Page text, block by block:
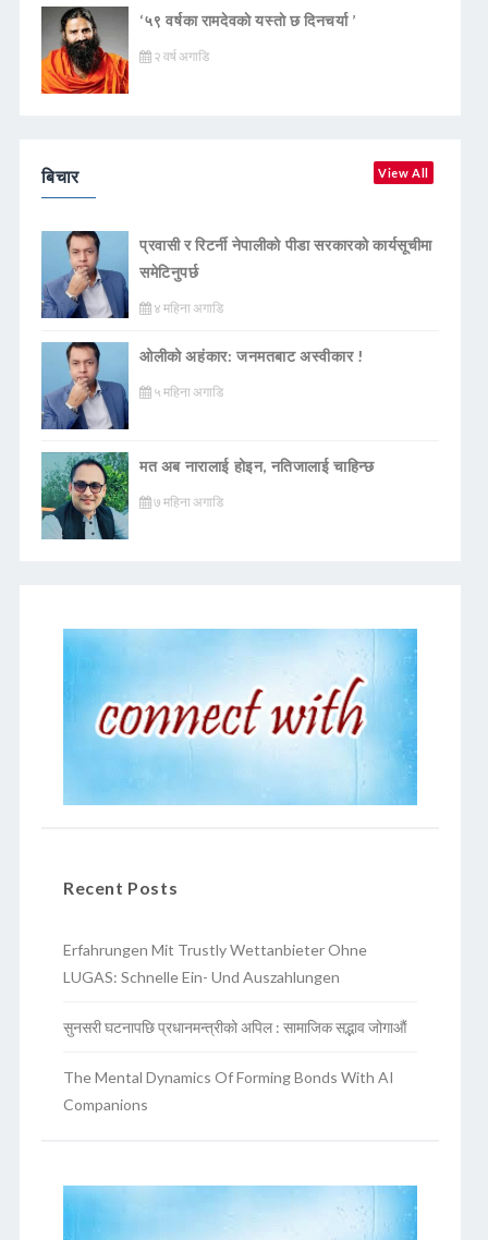
‘५९ वर्षका रामदेवकाे यस्ताे छ दिनचर्या ’
२ वर्ष अगाडि
बिचार View All
प्रवासी र रिटर्नी नेपालीको पीडा सरकारको कार्यसूचीमा
समेटिनुपर्छ
४ महिना अगाडि
ओलीको अहंकार: जनमतबाट अस्वीकार !
५ महिना अगाडि
मत अब नारालाई होइन, नतिजालाई चाहिन्छ
७ महिना अगाडि
Recent Posts
Erfahrungen Mit Trustly Wettanbieter Ohne
LUGAS: Schnelle Ein- Und Auszahlungen
सुनसरी घटनापछि प्रधानमन्त्रीको अपिल : सामाजिक सद्भाव जोगाऔं
The Mental Dynamics Of Forming Bonds With AI
Companions